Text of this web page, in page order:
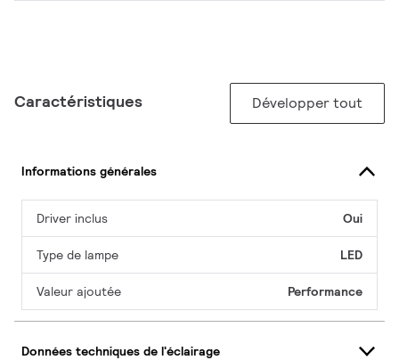
Caractéristiques Développer tout
Informations générales
Driver inclus Oui
Type de lampe LED
Valeur ajoutée Performance
Données techniques de l'éclairage